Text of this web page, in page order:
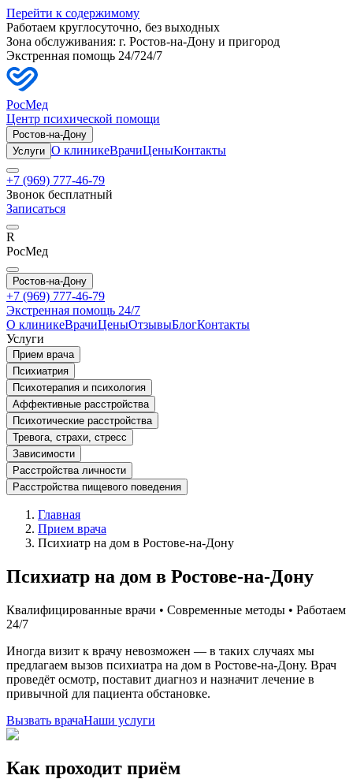
Перейти к содержимому
Работаем круглосуточно, без выходных
Зона обслуживания: г. Ростов-на-Дону и пригород
Экстренная помощь 24/724/7
РосМед
Центр психической помощи
Ростов-на-Дону
Услуги О клиникеВрачиЦеныКонтакты
+7 (969) 777-46-79
Звонок бесплатный
Записаться
R
РосМед
Ростов-на-Дону
+7 (969) 777-46-79
Экстренная помощь 24/7
О клиникеВрачиЦеныОтзывыБлогКонтакты
Услуги
Прием врача
Психиатрия
Психотерапия и психология
Аффективные расстройства
Психотические расстройства
Тревога, страхи, стресс
Зависимости
Расстройства личности
Расстройства пищевого поведения
Главная
Прием врача
Психиатр на дом в Ростове-на-Дону
Психиатр на дом в Ростове-на-Дону
Квалифицированные врачи • Современные методы • Работаем
24/7
Иногда визит к врачу невозможен — в таких случаях мы
предлагаем вызов психиатра на дом в Ростове-на-Дону. Врач
проведёт осмотр, поставит диагноз и назначит лечение в
привычной для пациента обстановке.
Вызвать врачаНаши услуги
Как проходит приём